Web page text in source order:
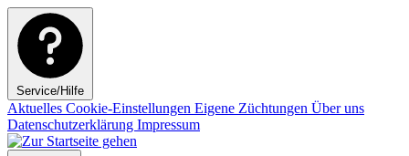
Service/Hilfe
Aktuelles Cookie-Einstellungen Eigene Züchtungen Über uns
Datenschutzerklärung Impressum